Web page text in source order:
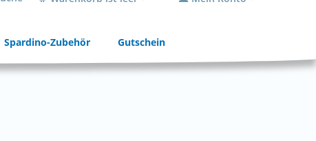
Spardino-Zubehör Gutschein